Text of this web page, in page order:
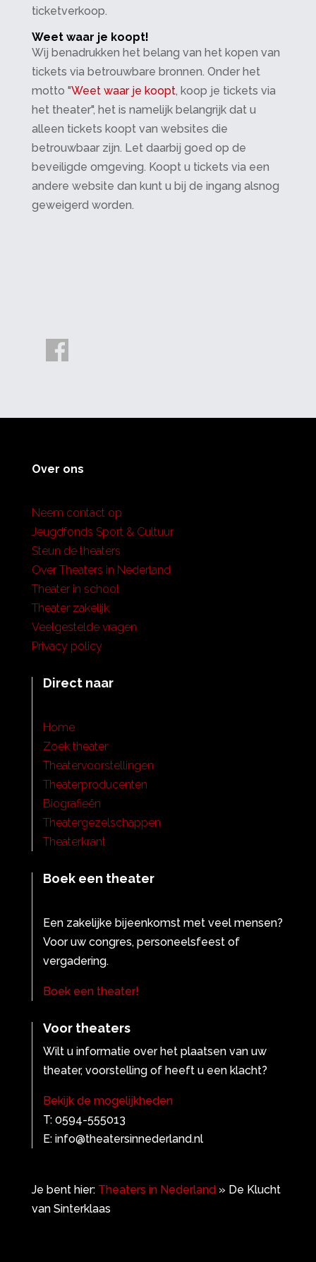
ticketverkoop.
Weet waar je koopt!
Wij benadrukken het belang van het kopen van
tickets via betrouwbare bronnen. Onder het
motto "Weet waar je koopt, koop je tickets via
het theater", het is namelijk belangrijk dat u
alleen tickets koopt van websites die
betrouwbaar zijn. Let daarbij goed op de
beveiligde omgeving. Koopt u tickets via een
andere website dan kunt u bij de ingang alsnog
geweigerd worden.
Over ons
Neem contact op
Jeugdfonds Sport & Cultuur
Steun de theaters
Over Theaters in Nederland
Theater in school
Theater zakelijk
Veelgestelde vragen
Privacy policy
Direct naar
Home
Zoek theater
Theatervoorstellingen
Theaterproducenten
Biografieën
Theatergezelschappen
Theaterkrant
Boek een theater
Een zakelijke bijeenkomst met veel mensen?
Voor uw congres, personeelsfeest of
vergadering.
Boek een theater!
Voor theaters
Wilt u informatie over het plaatsen van uw
theater, voorstelling of heeft u een klacht?
Bekijk de mogelijkheden
T: 0594-555013
E: info@theatersinnederland.nl
Je bent hier: Theaters in Nederland» De Klucht
van Sinterklaas